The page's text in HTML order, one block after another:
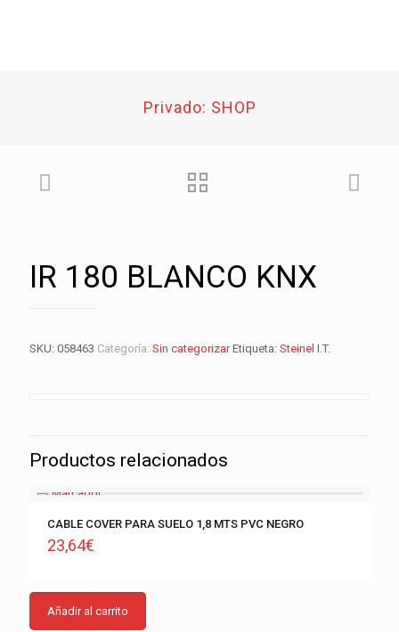
Privado: SHOP
IR 180 BLANCO KNX
SKU: 058463 Categoría: Sin categorizar Etiqueta: Steinel I.T.
Productos relacionados
CABLE COVER PARA SUELO 1,8 MTS PVC NEGRO
23,64€
Añadir al carrito